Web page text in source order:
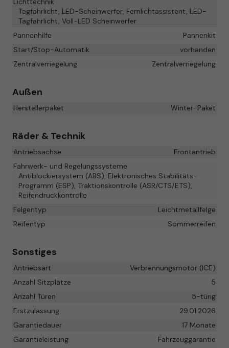
Tagfahrlicht, LED-Scheinwerfer, Fernlichtassistent, LED-
Tagfahrlicht, Voll-LED Scheinwerfer
Pannenhilfe
Pannenkit
Start/Stop-Automatik
vorhanden
Zentralverriegelung
Zentralverriegelung
Außen
Herstellerpaket Winter-Paket
Räder & Technik
Antriebsachse
Frontantrieb
Fahrwerk- und Regelungssysteme
Antiblockiersystem (ABS), Elektronisches Stabilitäts-
Programm (ESP), Traktionskontrolle (ASR/CTS/ETS),
Reifendruckkontrolle
Felgentyp
Leichtmetallfelge
Reifentyp
Sommerreifen
Sonstiges
Antriebsart
Verbrennungsmotor (ICE)
Anzahl Sitzplätze
5
Anzahl Türen
5-türig
Erstzulassung
29.01.2026
Garantiedauer
17 Monate
Garantieleistung
Fahrzeuggarantie